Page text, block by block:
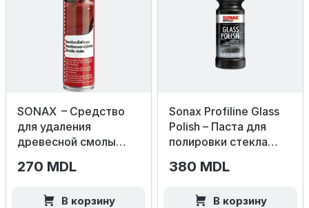
SONAX – Средство
для удаления
древесной смолы
270 MDL
В корзину
Sonax Profiline Glass
Polish – Паста для
полировки стекла
380 MDL
В корзину